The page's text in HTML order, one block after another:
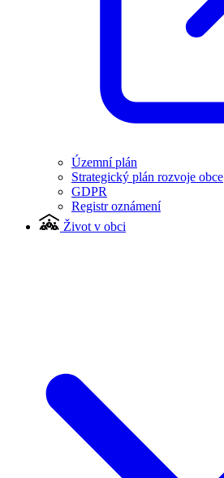
Územní plán
Strategický plán rozvoje obce
GDPR
Registr oznámení
Život v obci